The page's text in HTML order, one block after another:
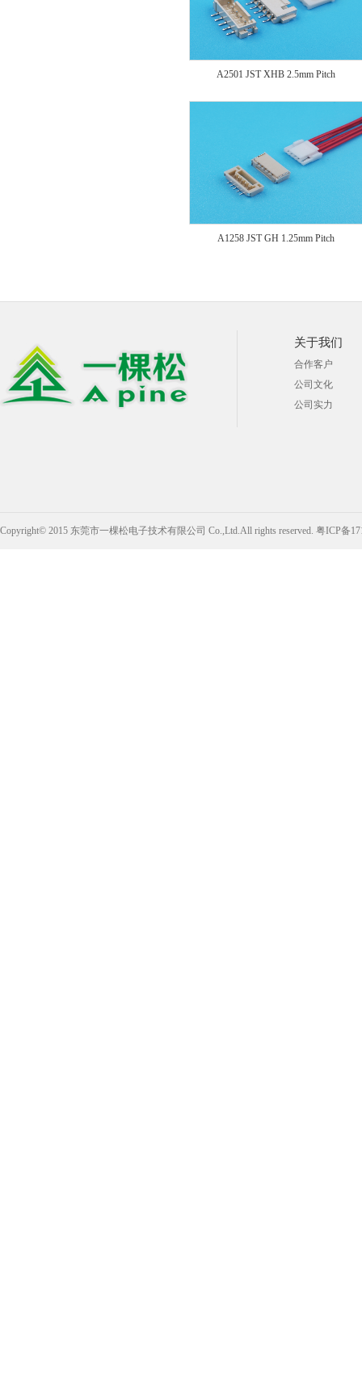
A2501 JST XHB 2.5mm Pitch
A1258 JST GH 1.25mm Pitch
关于我们
合作客户
公司文化
公司实力
Copyright© 2015 东莞市一棵松电子技术有限公司 Co.,Ltd.All rights reserved. 粤ICP备